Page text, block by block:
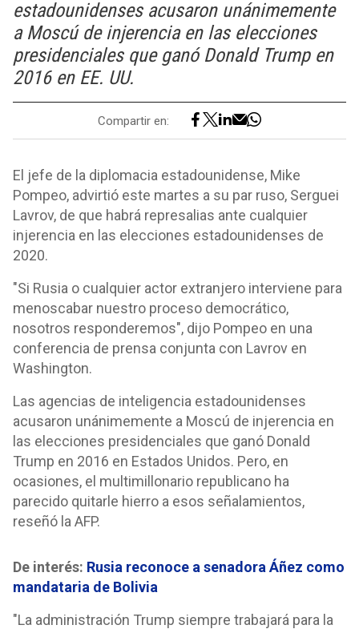
estadounidenses acusaron unánimemente
a Moscú de injerencia en las elecciones
presidenciales que ganó Donald Trump en
2016 en EE. UU.
Compartir en:
El jefe de la diplomacia estadounidense, Mike
Pompeo, advirtió este martes a su par ruso, Serguei
Lavrov, de que habrá represalias ante cualquier
injerencia en las elecciones estadounidenses de
2020.
"Si Rusia o cualquier actor extranjero interviene para
menoscabar nuestro proceso democrático,
nosotros responderemos", dijo Pompeo en una
conferencia de prensa conjunta con Lavrov en
Washington.
Las agencias de inteligencia estadounidenses
acusaron unánimemente a Moscú de injerencia en
las elecciones presidenciales que ganó Donald
Trump en 2016 en Estados Unidos. Pero, en
ocasiones, el multimillonario republicano ha
parecido quitarle hierro a esos señalamientos,
reseñó la AFP.
De interés: Rusia reconoce a senadora Áñez como
mandataria de Bolivia
"La administración Trump siempre trabajará para la